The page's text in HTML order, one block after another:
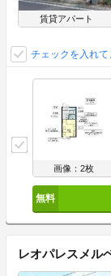
賃貸アパート
チェックを入れ
画像：2枚
レオパレスメル